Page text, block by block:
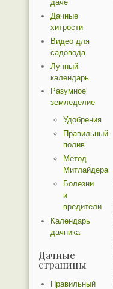
даче
Дачные
хитрости
Видео для
садовода
Лунный
календарь
Разумное
земледелие
Удобрения
Правильный
полив
Метод
Митлайдера
Болезни
и
вредители
Календарь
дачника
Дачные
страницы
Правильный